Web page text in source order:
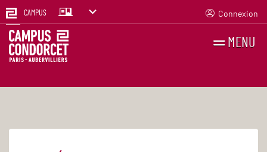
CAMPUS Connexion
MENU